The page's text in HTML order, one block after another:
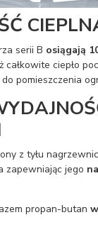
serii B osiągają
całkowite ciepło
pomieszczenia
z tyłu
zapewniając jego
propan-butan